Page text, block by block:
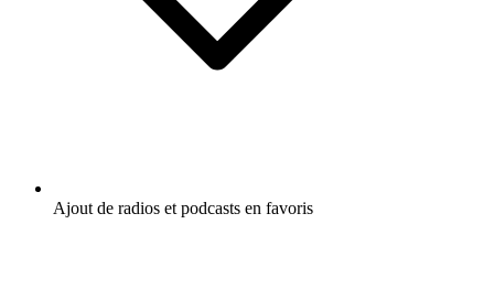
Ajout de radios et podcasts en favoris